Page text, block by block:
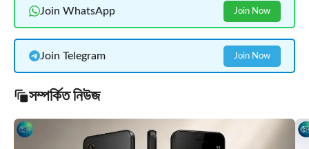
Join WhatsApp Join Now
Join Telegram Join Now
সম্পর্কিত নিউজ